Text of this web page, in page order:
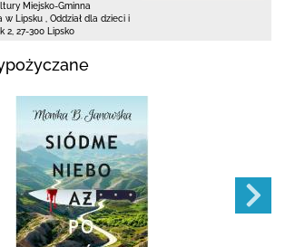
Miejsko-Gminna
w Lipsku
Oddział dla dzieci i
2 27-300 Lipsko